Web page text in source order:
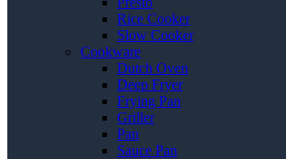
Rice Cooker
Slow Cooker
Cookware
Dutch Oven
Deep Fryer
Frying Pan
Griller
Pan
Sauce Pan